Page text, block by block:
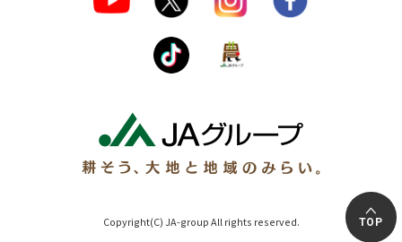
Copyright(C) JA-group All rights reserved. TOP